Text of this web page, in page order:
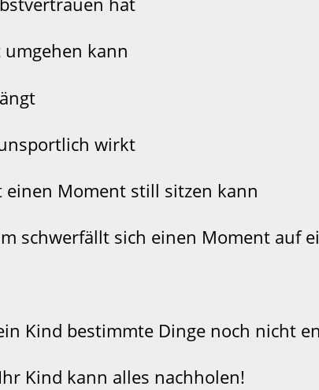
kann
wirkt
Moment still sitzen kann
schwerfällt sich einen Moment auf
Kind bestimmte Dinge noch nicht
Ihr Kind kann alles nachholen!